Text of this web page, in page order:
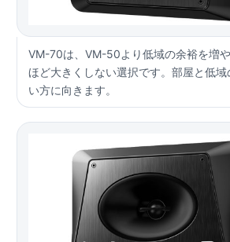
VM-70は、VM-50より低域の余裕を増
ほど大きくしない選択です。部屋と低域
い方に向きます。